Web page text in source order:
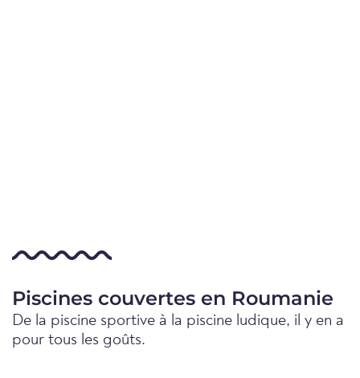
Piscines couvertes en Roumanie
De la piscine sportive à la piscine ludique, il y en a
pour tous les goûts.